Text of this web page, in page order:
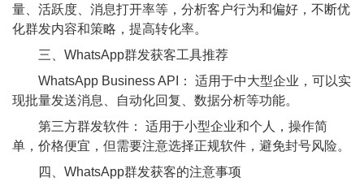
量、活跃度、消息打开率等，分析客户行为和偏好，不断优
化群发内容和策略，提高转化率。
三、WhatsApp群发获客工具推荐
WhatsApp Business API： 适用于中大型企业，可以实
现批量发送消息、自动化回复、数据分析等功能。
第三方群发软件： 适用于小型企业和个人，操作简
单，价格便宜，但需要注意选择正规软件，避免封号风险。
四、WhatsApp群发获客的注意事项